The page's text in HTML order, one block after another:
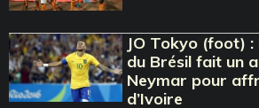
JO Tokyo (foot)
du Brésil fait un
Neymar pour
d’Ivoire